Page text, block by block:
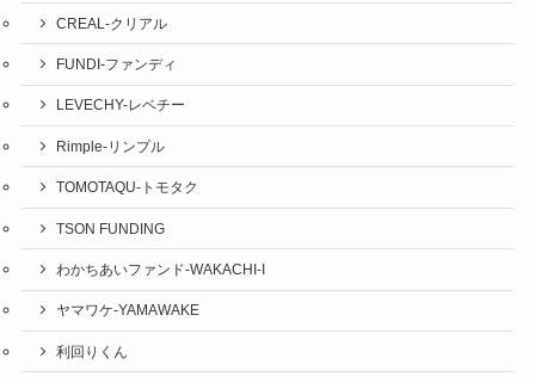
CREAL-クリアル
FUNDI-ファンディ
LEVECHY-レベチー
Rimple-リンプル
TOMOTAQU-トモタク
TSON FUNDING
わかちあいファンド-WAKACHI-I
ヤマワケ-YAMAWAKE
利回りくん